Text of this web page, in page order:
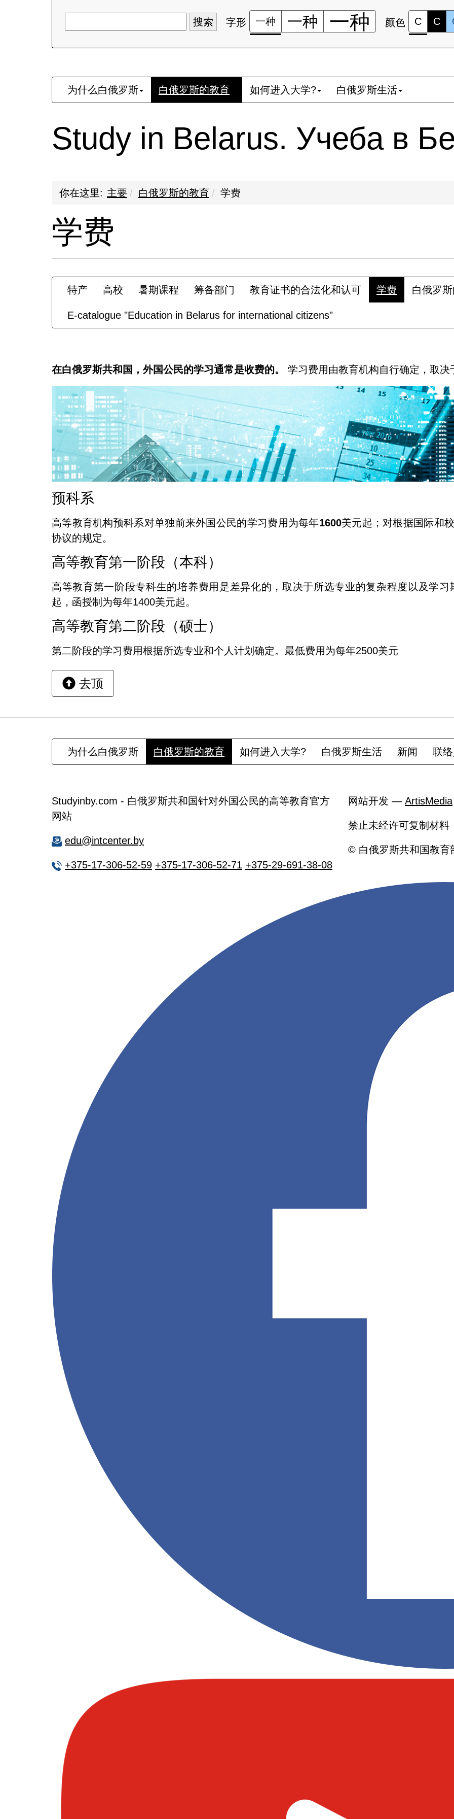
字形 一种 一种 一种 颜色 C C
为什么白俄罗斯 白俄罗斯的教育 如何进入大学? 白俄罗斯生活
Study in Belarus. Учеба в
你在这里: 主要 白俄罗斯的教育 学费
学费
特产 高校 暑期课程 筹备部门 教育证书的合法化和认可 学费 白俄罗
E-catalogue "Education in Belarus for international citizens"
在白俄罗斯共和国，外国公民的学习通常是收费的。 学习费用由教育机构自行确定，取
预科系
高等教育机构预科系对单独前来外国公民的学习费用为每年1600美元起；对根据国际和
协议的规定。
高等教育第一阶段（本科）
高等教育第一阶段专科生的培养费用是差异化的，取决于所选专业的复杂程度以及学
起，函授制为每年1400美元起。
高等教育第二阶段（硕士）
第二阶段的学习费用根据所选专业和个人计划确定。最低费用为每年2500美元
去顶
为什么白俄罗斯 白俄罗斯的教育 如何进入大学? 白俄罗斯生活 新闻 联
Studyinby.com - 白俄罗斯共和国针对外国公民的高等教育官方
网站
edu@intcenter.by
+375-17-306-52-59 +375-17-306-52-71 +375-29-691-38-08
网站开发 — ArtisMedia
禁止未经许可复制材料
© 白俄罗斯共和国教育